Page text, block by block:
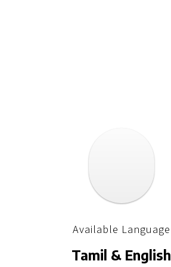
Available Language
Tamil & English